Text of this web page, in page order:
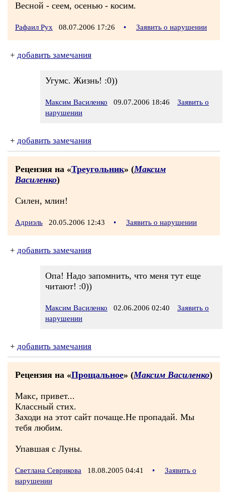
Весной - сеем, осенью - косим.
Рафаил Рух 08.07.2006 17:26 • Заявить о нарушении
+ добавить замечания
Угумс. Жизнь! :0))
Максим Василенко 09.07.2006 18:46
Заявить о
нарушении
+ добавить замечания
Рецензия на «Треугольник» (Максим
Василенко)
Силен, млин!
Адриэль 20.05.2006 12:43 • Заявить о нарушении
+ добавить замечания
Опа! Надо запомнить, что меня тут еще
читают! :0))
Максим Василенко 02.06.2006 02:40
Заявить о
нарушении
+ добавить замечания
Рецензия на «Прощальное» (Максим Василенко)
Макс, привет...
Классный стих.
Заходи на этот сайт почаще.Не пропадай. Мы
тебя любим.
Упавшая с Луны.
Светлана Севрикова 18.08.2005 04:41 •
Заявить о
нарушении